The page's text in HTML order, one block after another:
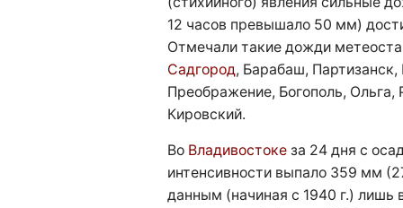
12 часов превышало 50 мм)
Отмечали такие дожди
Садгород, Барабаш, Партизанск,
Преображение, Богополь, Ольга,
Кировский.
Во Владивостоке за 24 дня с
интенсивности выпало 359 мм
данным (начиная с 1940 г.) лишь